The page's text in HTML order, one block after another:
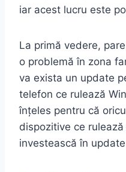
iar acest lucru este
La primă vedere,
o problemă în zona
va exista un update
telefon ce rulează
înțeles pentru că
dispozitive ce
investească în